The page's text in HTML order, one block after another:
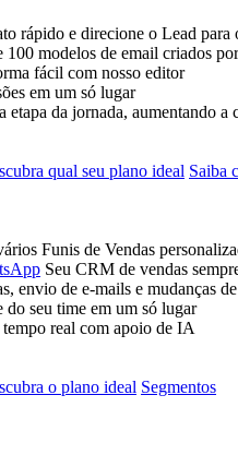
rápido e direcione o Lead para
modelos de email criados
fácil com nosso editor
em um só lugar
etapa da jornada, aumentando a
qual seu plano ideal Saiba
Funis de Vendas
Seu CRM de vendas
envio de e-mails e mudanças de
do seu time em um só lugar
real com apoio de IA
o plano ideal Segmentos